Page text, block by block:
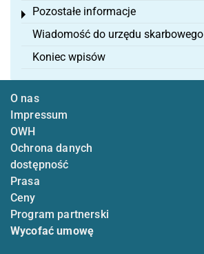
Pozostałe informacje
Toggle menu
Wiadomość do urzędu skarbowego
Koniec wpisów
O nas
Impressum
OWH
Ochrona danych
dostępność
Prasa
Ceny
Program partnerski
Wycofać umowę